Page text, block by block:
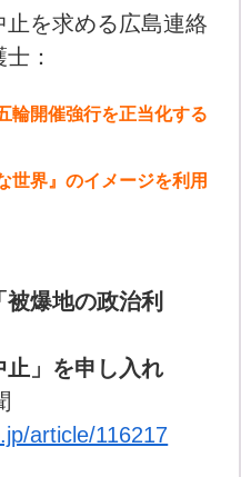
を求める広島連絡
：
輪開催強行を正当化する
世界』のイメージを利用
爆地の政治利
止」を申し入れ
article/116217